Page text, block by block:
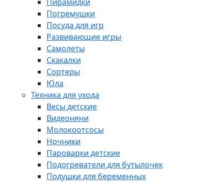
Погремушки
Посуда для игр
Развивающие игры
Самолеты
Скакалки
Сортеры
Юла
Техника для ухода
Весы детские
Видеоняни
Молокоотсосы
Ночники
Пароварки детские
Подогреватели для бутылочек
Подушки для беременных